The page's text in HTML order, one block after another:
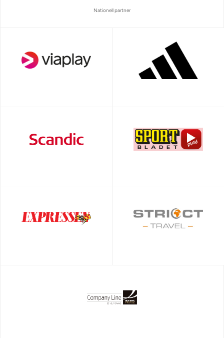
Nationell partner